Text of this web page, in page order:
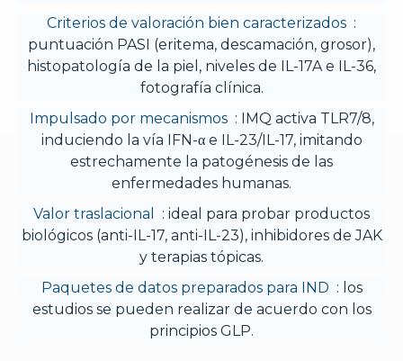
Criterios de valoración bien caracterizados :
puntuación PASI (eritema, descamación, grosor),
histopatología de la piel, niveles de IL-17A e IL-36,
fotografía clínica.
Impulsado por mecanismos : IMQ activa TLR7/8,
induciendo la vía IFN-α e IL-23/IL-17, imitando
estrechamente la patogénesis de las
enfermedades humanas.
Valor traslacional
: ideal para probar productos
biológicos (anti-IL-17, anti-IL-23), inhibidores de JAK
y terapias tópicas.
Paquetes de datos preparados para IND : los
estudios se pueden realizar de acuerdo con los
principios GLP.